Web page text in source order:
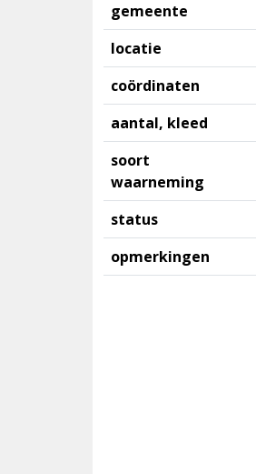
gemeente
locatie
coördinaten
aantal, kleed
soort
waarneming
status
opmerkingen